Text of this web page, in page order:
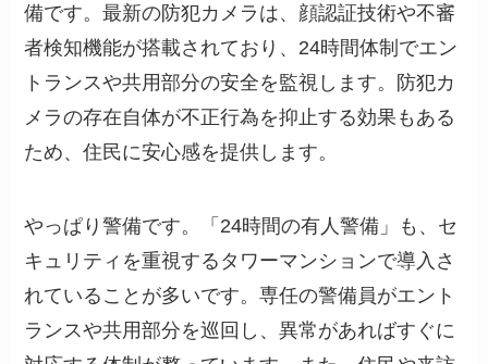
備です。最新の防犯カメラは、顔認証技術や不審
者検知機能が搭載されており、24時間体制でエン
トランスや共用部分の安全を監視します。防犯カ
メラの存在自体が不正行為を抑止する効果もある
ため、住民に安心感を提供します。
やっぱり警備です。「24時間の有人警備」も、セ
キュリティを重視するタワーマンションで導入さ
れていることが多いです。専任の警備員がエント
ランスや共用部分を巡回し、異常があればすぐに